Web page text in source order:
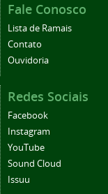
Fale Conosco
Lista de Ramais
Contato
Ouvidoria
Redes Sociais
Facebook
Instagram
YouTube
Sound Cloud
Issuu